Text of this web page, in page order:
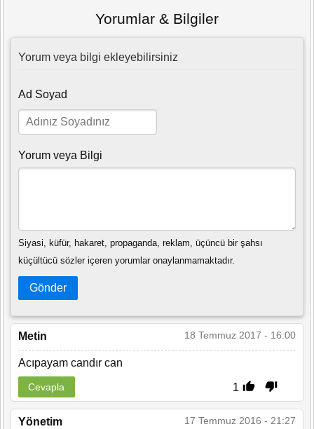
Yorumlar & Bilgiler
Yorum veya bilgi ekleyebilirsiniz
Ad Soyad
Yorum veya Bilgi
Siyasi, küfür, hakaret, propaganda, reklam, üçüncü bir şahsı
küçültücü sözler içeren yorumlar onaylanmamaktadır.
Gönder
Metin 18 Temmuz 2017 - 16:00
Acıpayam candır can
1
Cevapla
Yönetim 17 Temmuz 2016 - 21:27